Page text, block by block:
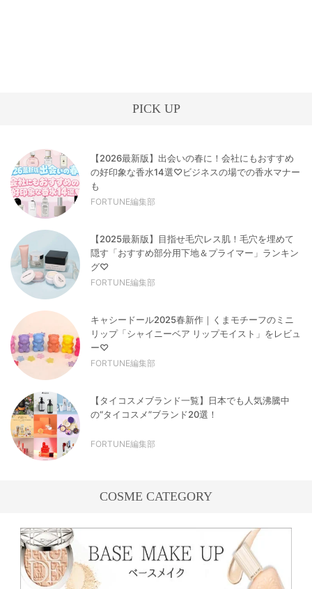
PICK UP
【2026最新版】出会いの春に！会社にもおすすめ
の好印象な香水14選♡ビジネスの場での香水マナー
も
FORTUNE編集部
【2025最新版】目指せ毛穴レス肌！毛穴を埋めて
隠す「おすすめ部分用下地＆プライマー」ランキン
グ♡
FORTUNE編集部
キャシードール2025春新作｜くまモチーフのミニ
リップ「シャイニーベア リップモイスト」をレビュ
ー♡
FORTUNE編集部
【タイコスメブランド一覧】日本でも人気沸騰中
の“タイコスメ”ブランド20選！
FORTUNE編集部
COSME CATEGORY